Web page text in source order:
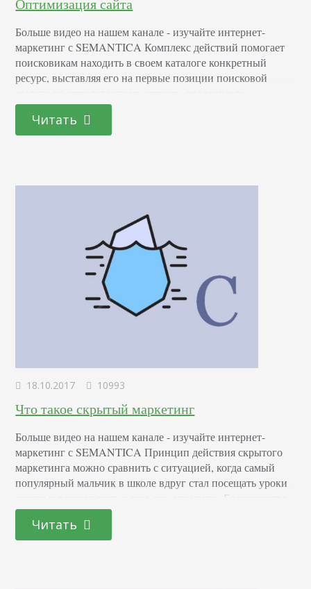
Больше видео на нашем канале - изучайте интернет-
маркетинг с SEMANTICA Комплекс действий помогает
поисковикам находить в своем каталоге конкретный
ресурс, выставляя его на первые позиции поисковой
пользователем. Оптимизация направлена на то, чтобы
сайт попал в топ выдачи результатов – первую десятку
ответов, размещаемых на первой странице (идеальный
Читать
18.10.2017 10993
Что такое скрытый маркетинг
Больше видео на нашем канале - изучайте интернет-
маркетинг с SEMANTICA Принцип действия скрытого
маркетинга можно сравнить с ситуацией, когда самый
популярный мальчик в школе вдруг стал посещать уроки
карате и рассказывать о том, как это круто. Большинство
одноклассников после этого тоже захочет записаться в
секцию. Примерно так и работает скрытый маркетинг. С
помощью косвенного и ненавязчивого воздействия на
Читать